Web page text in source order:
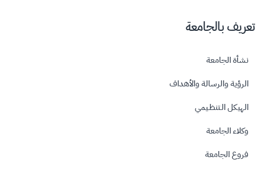
تعريف بالجامعة
نشأة الجامعة
الرؤية والرسالة والأهداف
الهيكل الـتنظـيمي
وكلاء الجامعة
فروع الجامعة